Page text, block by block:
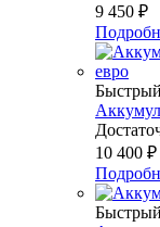
9 450 ₽
10 400 ₽